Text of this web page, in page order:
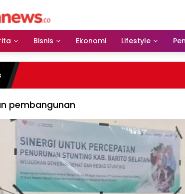
Bisnis Ekonomi Lifestyle
pembangunan